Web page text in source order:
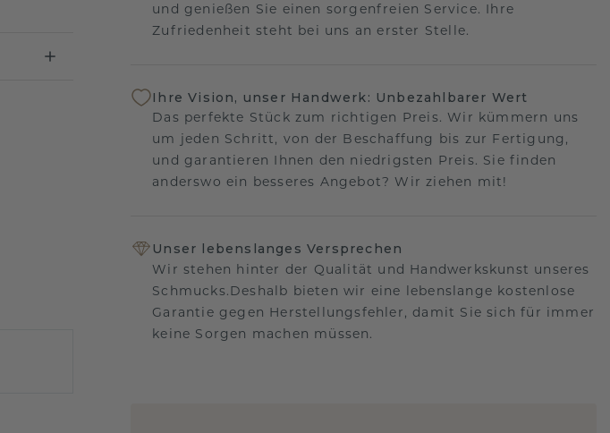
und genießen Sie einen sorgenfreien Service. Ihre
Zufriedenheit steht bei uns an erster Stelle.
Ihre Vision, unser Handwerk: Unbezahlbarer Wert
Das perfekte Stück zum richtigen Preis. Wir kümmern uns
um jeden Schritt, von der Beschaffung bis zur Fertigung,
und garantieren Ihnen den niedrigsten Preis. Sie finden
anderswo ein besseres Angebot? Wir ziehen mit!
Unser lebenslanges Versprechen
Wir stehen hinter der Qualität und Handwerkskunst unseres
Schmucks.Deshalb bieten wir eine lebenslange kostenlose
Garantie gegen Herstellungsfehler, damit Sie sich für immer
keine Sorgen machen müssen.